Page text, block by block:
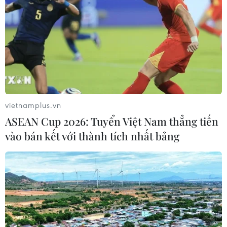
Thư mừng kỷ niệm 50 năm quan hệ
ngoại giao Việt Nam-Thái Lan
06/08/2026 15:07
Thái Lan-Myanmar thúc đẩy hợp tác
kinh tế và công nghệ vũ trụ
06/08/2026 13:35
Việt Nam-Thái Lan nhất trí thúc đẩy
triển khai thực chất Chiến lược "Ba
kết nối"
06/08/2026 13:24
vietnamplus.vn
ASEAN Cup 2026: Tuyển Việt Nam thẳng tiến
vào bán kết với thành tích nhất bảng